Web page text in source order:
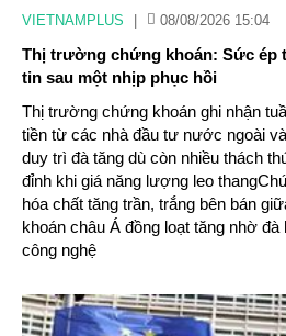
VIETNAMPLUS 08/08/2026 15:04
Thị trường chứng khoán: Sức ép
tin sau một nhịp phục hồi
Thị trường chứng khoán ghi nhận
tiền từ các nhà đầu tư nước ngoài
duy trì đà tăng dù còn nhiều thách
đỉnh khi giá năng lượng leo
hóa chất tăng trần, trắng bên bán
khoán châu Á đồng loạt tăng nhờ
công nghệ